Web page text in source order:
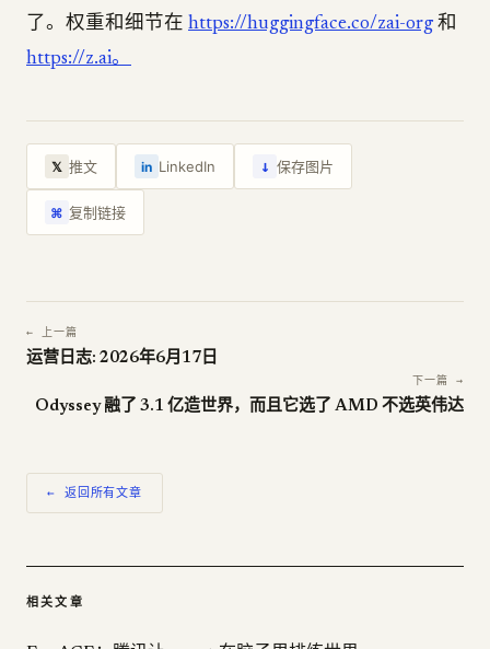
了。权重和细节在 https://huggingface.co/zai-org 和
https://z.ai。
𝕏 推文 in LinkedIn ↓ 保存图片
⌘ 复制链接
← 上一篇
运营日志: 2026年6月17日
下一篇 →
Odyssey 融了 3.1 亿造世界，而且它选了 AMD 不选英伟达
← 返回所有文章
相关文章